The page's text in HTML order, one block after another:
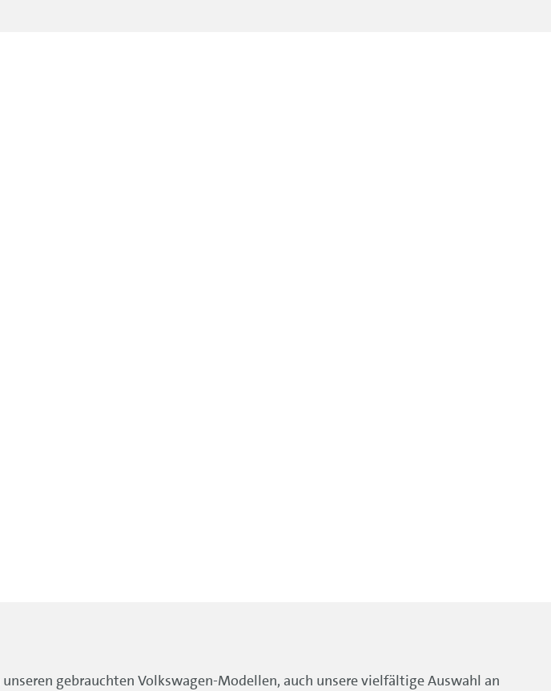
gebrauchten Volkswagen-Modellen, auch unsere vielfältige Auswahl an